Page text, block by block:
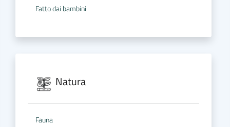
Fatto dai bambini
Natura
Fauna